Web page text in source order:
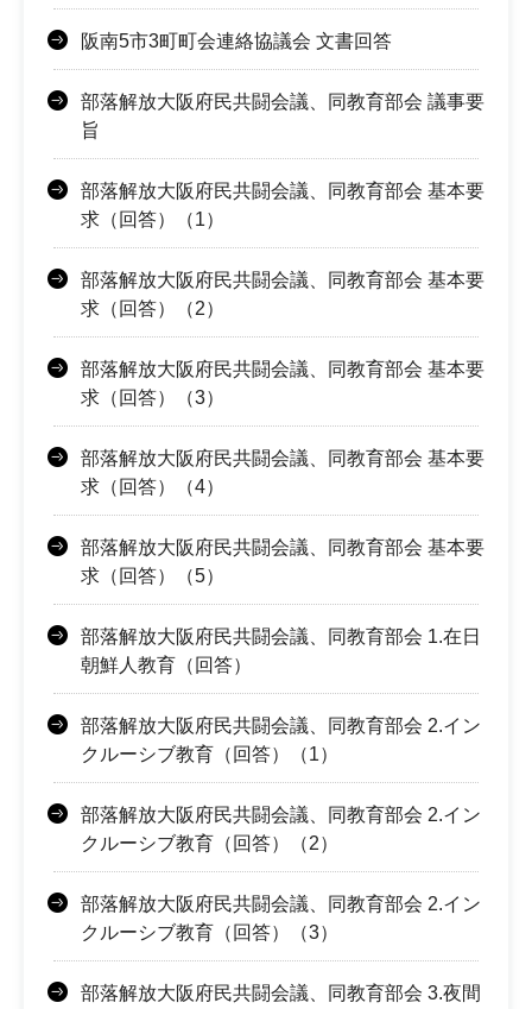
阪南5市3町町会連絡協議会 文書回答
部落解放大阪府民共闘会議、同教育部会 議事要
旨
部落解放大阪府民共闘会議、同教育部会 基本要
求（回答）（1）
部落解放大阪府民共闘会議、同教育部会 基本要
求（回答）（2）
部落解放大阪府民共闘会議、同教育部会 基本要
求（回答）（3）
部落解放大阪府民共闘会議、同教育部会 基本要
求（回答）（4）
部落解放大阪府民共闘会議、同教育部会 基本要
求（回答）（5）
部落解放大阪府民共闘会議、同教育部会 1.在日
朝鮮人教育（回答）
部落解放大阪府民共闘会議、同教育部会 2.イン
クルーシブ教育（回答）（1）
部落解放大阪府民共闘会議、同教育部会 2.イン
クルーシブ教育（回答）（2）
部落解放大阪府民共闘会議、同教育部会 2.イン
クルーシブ教育（回答）（3）
部落解放大阪府民共闘会議、同教育部会 3.夜間